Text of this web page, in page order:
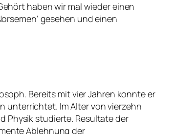
haben wir mal wieder einen
gesehen und einen
Bereits mit vier Jahren konnte er
unterrichtet. Im Alter von vierzehn
Physik studierte. Resultate der
Ablehnung der